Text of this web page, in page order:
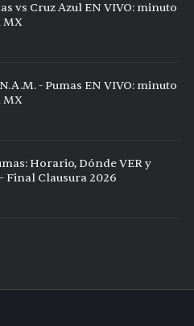
vs Cruz Azul EN VIVO: minuto
MX
- Pumas EN VIVO: minuto
MX
Horario, Dónde VER y
Clausura 2026